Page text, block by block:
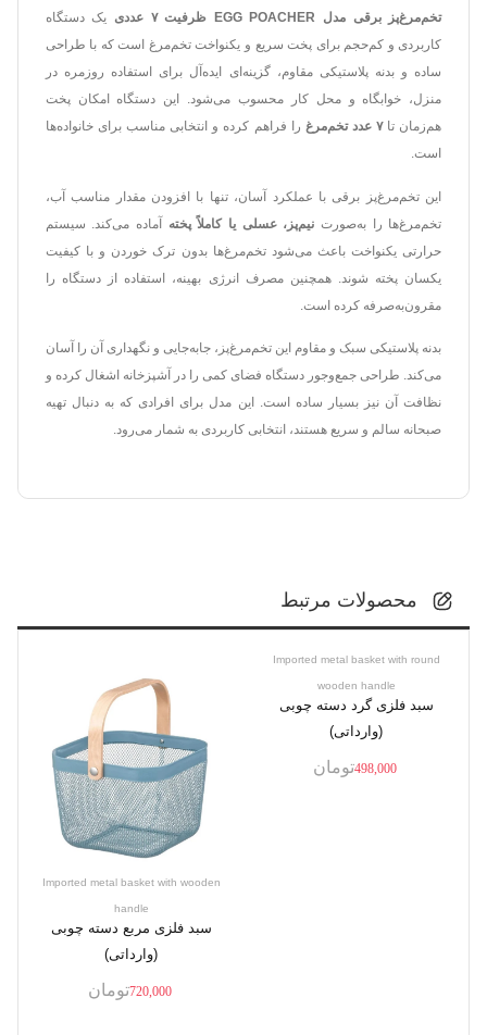
تخم‌مرغ‌پز برقی مدل EGG POACHER ظرفیت ۷ عددی
یک دستگاه
کاربردی و کم‌حجم برای پخت سریع و یکنواخت تخم‌مرغ است که با طراحی
ساده و بدنه پلاستیکی مقاوم، گزینه‌ای ایده‌آل برای استفاده روزمره در
منزل، خوابگاه و محل کار محسوب می‌شود. این دستگاه امکان پخت
هم‌زمان تا۷ عدد تخم‌مرغ
را فراهم کرده و انتخابی مناسب برای خانواده‌ها
است.
این تخم‌مرغ‌پز برقی با عملکرد آسان، تنها با افزودن مقدار مناسب آب،
تخم‌مرغ‌ها را به‌صورت نیم‌پز، عسلی یا کاملاً پخته آماده می‌کند. سیستم
حرارتی یکنواخت باعث می‌شود تخم‌مرغ‌ها بدون ترک خوردن و با کیفیت
یکسان پخته شوند. همچنین مصرف انرژی بهینه، استفاده از دستگاه را
مقرون‌به‌صرفه کرده است.
بدنه پلاستیکی سبک و مقاوم این تخم‌مرغ‌پز، جابه‌جایی و نگهداری آن را آسان
می‌کند. طراحی جمع‌وجور دستگاه فضای کمی را در آشپزخانه اشغال کرده و
نظافت آن نیز بسیار ساده است. این مدل برای افرادی که به دنبال تهیه
صبحانه سالم و سریع هستند، انتخابی کاربردی به شمار می‌رود.
محصولات مرتبط
Imported metal basket with round
wooden handle
سبد فلزی گرد دسته چوبی
(وارداتی)
498,000 تومان
Imported metal basket with wooden
handle
سبد فلزی مربع دسته چوبی
(وارداتی)
720,000 تومان